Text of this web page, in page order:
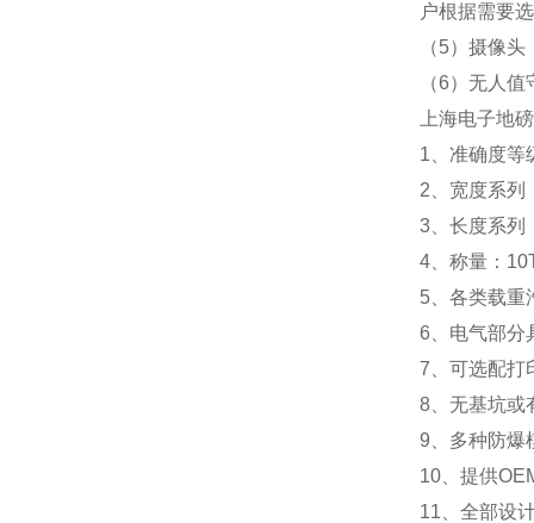
户根据需要
（5）摄像
（6）无人
上海电子地
1、准确度等
2、宽度系列
3、长度系列
4、称量：
5、各类载重
6、电气部分
7、可选配打
8、无基坑或
9、多种防爆
10、提供
11、全部设